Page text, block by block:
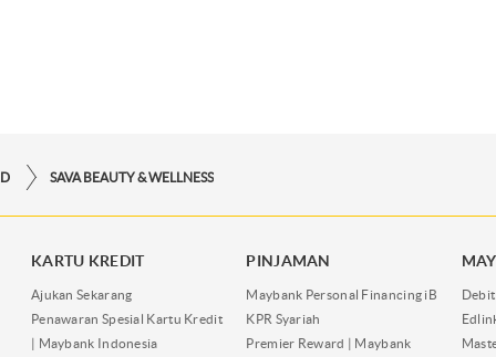
SAVA BEAUTY & WELLNESS
KARTU KREDIT
Ajukan Sekarang
Penawaran Spesial Kartu Kredit
| Maybank Indonesia
PINJAMAN
Maybank Personal Financing iB
KPR Syariah
Premier Reward | Maybank